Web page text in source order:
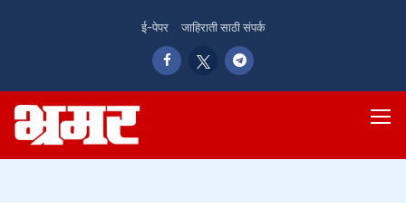
ई-पेपर जाहिराती साठी संपर्क